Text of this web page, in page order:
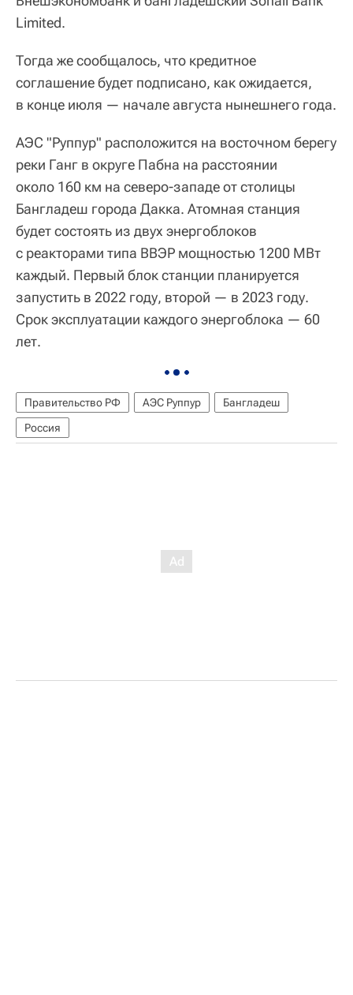
Limited.
Тогда же сообщалось, что кредитное
соглашение будет подписано, как ожидается,
в конце июля — начале августа нынешнего года.
АЭС "Руппур" расположится на восточном берегу
реки Ганг в округе Пабна на расстоянии
около 160 км на северо-западе от столицы
Бангладеш города Дакка. Атомная станция
будет состоять из двух энергоблоков
с реакторами типа ВВЭР мощностью 1200 МВт
каждый. Первый блок станции планируется
запустить в 2022 году, второй — в 2023 году.
Срок эксплуатации каждого энергоблока — 60
лет.
Правительство РФ АЭС Руппур
Бангладеш
Россия